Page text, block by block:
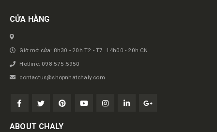
CỬA HÀNG
Giờ mở cửa: 8h30 - 20h T2 - T7. 14h00 - 20h CN
Hotline: 098.575.5950
contactus@shopnhatchaly.com
ABOUT CHALY